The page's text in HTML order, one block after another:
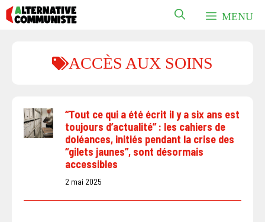
Aller
au
MENU
ACCÈS AUX SOINS
“Tout ce qui a été écrit il y a six ans est
toujours d’actualité” : les cahiers de
doléances, initiés pendant la crise des
“gilets jaunes”, sont désormais
accessibles
2 mai 2025